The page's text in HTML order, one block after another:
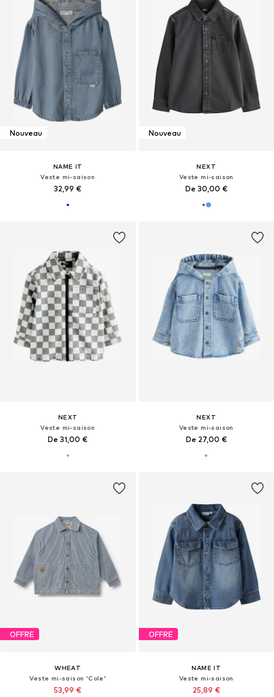
Nouveau
NAME IT
Veste mi-saison
32,99 €
Nouveau
NEXT
Veste mi-saison
De 30,00 €
NEXT
Veste mi-saison
De 31,00 €
NEXT
Veste mi-saison
De 27,00 €
OFFRE
WHEAT
Veste mi-saison 'Cole'
53,99 €
OFFRE
NAME IT
Veste mi-saison
25,89 €